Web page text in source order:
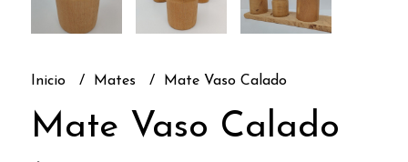
Inicio Mates Mate Vaso Calado
Mate Vaso Calado